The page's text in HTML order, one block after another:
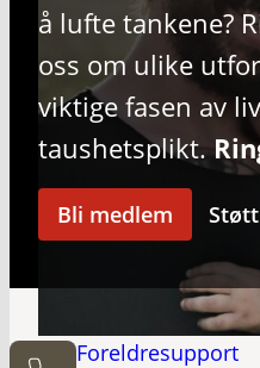
å lufte tankene?
oss om ulike
viktige fasen av
taushetsplikt.
Bli medlem
Foreldresupport